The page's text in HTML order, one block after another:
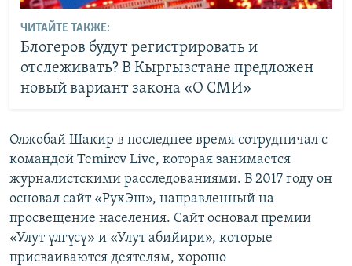
ЧИТАЙТЕ ТАКЖЕ:
Блогеров будут регистрировать и
отслеживать? В Кыргызстане предложен
новый вариант закона «О СМИ»
Олжобай Шакир в последнее время сотрудничал с
командой Temirov Live, которая занимается
журналистскими расследованиями. В 2017 году он
основал сайт «РухЭш», направленный на
просвещение населения. Сайт основал премии
«Улут үлгүсү» и «Улут абийири», которые
присваиваются деятелям, хорошо